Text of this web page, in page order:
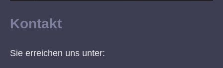
Kontakt
Sie erreichen uns unter: